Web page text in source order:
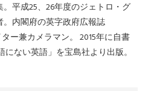
平成25、26年度のジェトロ・グ
内閣府の英字政府広報誌
ター兼カメラマン。 2015年に自書
ない英語」を宝島社より出版。